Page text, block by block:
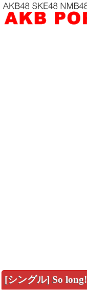
[シングル] So long!